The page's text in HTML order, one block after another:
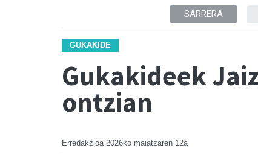
SARRERA
GUKAKIDE
Gukakideek
ontzian
Erredakzioa 2026ko maiatzaren 12a